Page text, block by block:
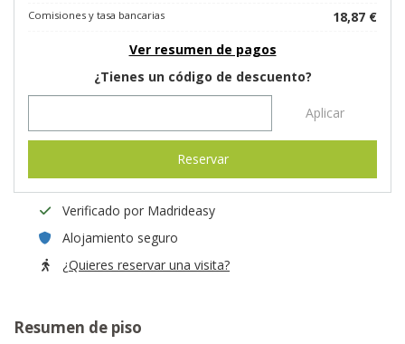
Comisiones y tasa bancarias
18,87 €
Ver resumen de pagos
¿Tienes un código de descuento?
Aplicar
Reservar
Verificado por Madrideasy
Alojamiento seguro
¿Quieres reservar una visita?
Resumen de piso